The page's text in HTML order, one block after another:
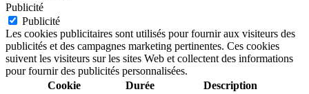
Publicité
Publicité
Les cookies publicitaires sont utilisés pour fournir aux visiteurs des
publicités et des campagnes marketing pertinentes. Ces cookies
suivent les visiteurs sur les sites Web et collectent des informations
pour fournir des publicités personnalisées.
Cookie
Durée Description